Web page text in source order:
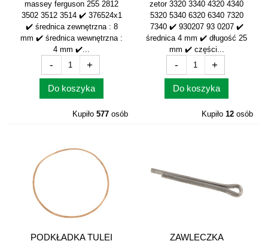
massey ferguson 255 2812
3502 3512 3514 ✔️ 376524x1
✔️ średnica zewnętrzna : 8
mm ✔️ średnica wewnętrzna :
4 mm ✔️...
- +
Do koszyka
Kupiło 577 osób
zetor 3320 3340 4320 4340
5320 5340 6320 6340 7320
7340 ✔️ 930207 93 0207 ✔️
średnica 4 mm ✔️ długość 25
mm ✔️ części...
- +
Do koszyka
Kupiło 12 osób
PODKŁADKA TULEI
ZAWLECZKA